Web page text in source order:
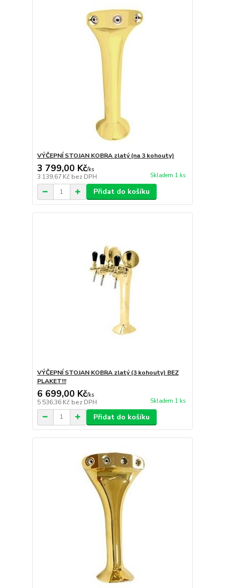
VÝČEPNÍ STOJAN KOBRA zlatý (na 3 kohouty)
3 799,00 Kč/ks
3 139,67 Kč bez DPH Skladem 1 ks
Přidat do košíku
VÝČEPNÍ STOJAN KOBRA zlatý (3 kohouty) BEZ
PLAKET!!!
6 699,00 Kč/ks
5 536,36 Kč bez DPH Skladem 1 ks
Přidat do košíku